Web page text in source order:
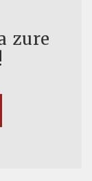
zure